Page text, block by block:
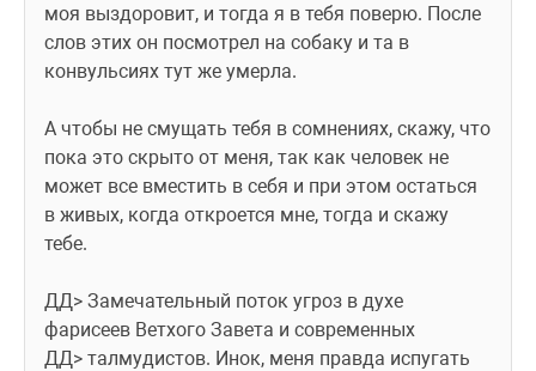
моя выздоровит, и тогда я в тебя поверю. После
слов этих он посмотрел на собаку и та в
конвульсиях тут же умерла.
А чтобы не смущать тебя в сомнениях, скажу, что
пока это скрыто от меня, так как человек не
может все вместить в себя и при этом остаться
в живых, когда откроется мне, тогда и скажу
тебе.
ДД> Замечательный поток угроз в духе
фарисеев Ветхого Завета и современных
ДД> талмудистов. Инок, меня правда испугать